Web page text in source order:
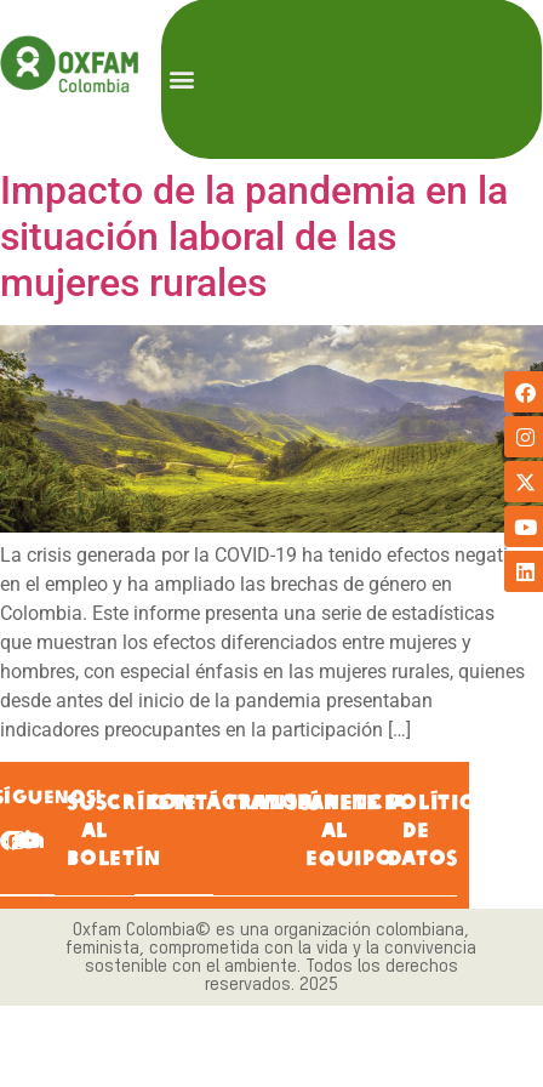
Impacto de la pandemia en la
situación laboral de las
mujeres rurales
La crisis generada por la COVID-19 ha tenido efectos negativos
en el empleo y ha ampliado las brechas de género en
Colombia. Este informe presenta una serie de estadísticas
que muestran los efectos diferenciados entre mujeres y
hombres, con especial énfasis en las mujeres rurales, quienes
desde antes del inicio de la pandemia presentaban
indicadores preocupantes en la participación […]
SUSCRÍBETE
AL
BOLETÍN
CONTÁCTANOS
TRANSPARENCIA
ÚNETE
AL
EQUIPO
POLÍTICA
DE
DATOS
Oxfam Colombia© es una organización colombiana,
feminista, comprometida con la vida y la convivencia
sostenible con el ambiente. Todos los derechos
reservados. 2025